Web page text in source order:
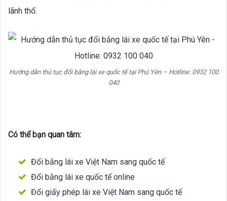
lãnh thổ.
Hướng dẫn thủ tục đổi bằng lái xe quốc tế tại Phú Yên – Hotline: 0932 100
040
Có thể bạn quan tâm:
Đổi bằng lái xe Việt Nam sang quốc tế
Đổi bằng lái xe quốc tế online
Đổi giấy phép lái xe Việt Nam sang quốc tế